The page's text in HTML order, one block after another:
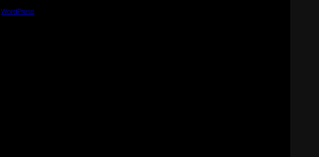
WordPress